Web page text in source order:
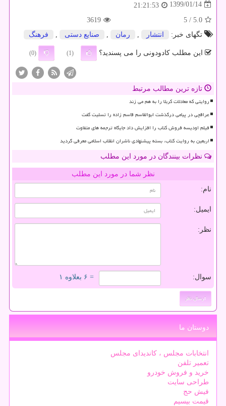
1399/01/14
21:21:53
5.0
/ 5
3619
تگهای خبر:
انتشار رمان صنایع دستی فرهنگ
این مطلب کادودونی را می پسندید؟ (1)
(0)
تازه ترین مطالب مرتبط
روایتی که معادلات کربلا را به هم می زند
عراقچی در پیامی درگذشت ابوالقاسم قاسم زاده را تسلیت گفت
فیلم اودیسه فروش کتاب را افزایش داد جایگاه ترجمه های متفاوت
اربعین به روایت کتاب، بسته پیشنهادی ناشران انقلاب اسلامی معرفی گردید
نظرات بینندگان در مورد این مطلب
نظر شما در مورد این مطلب
نام:
ایمیل:
نظر:
سوال: = ۶ بعلاوه ۱
دوستان ما
انتخابات مجلس ، کاندیدای مجلس
تعمیر تلفن
خرید و فروش خودرو
طراحی سایت
فیش حج
قیمت بیسیم